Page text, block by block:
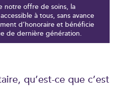
notre offre de soins, la
à tous, sans avance
d’honoraire et bénéficie
de dernière génération.
qu’est-ce que c’est
toujours
du site.